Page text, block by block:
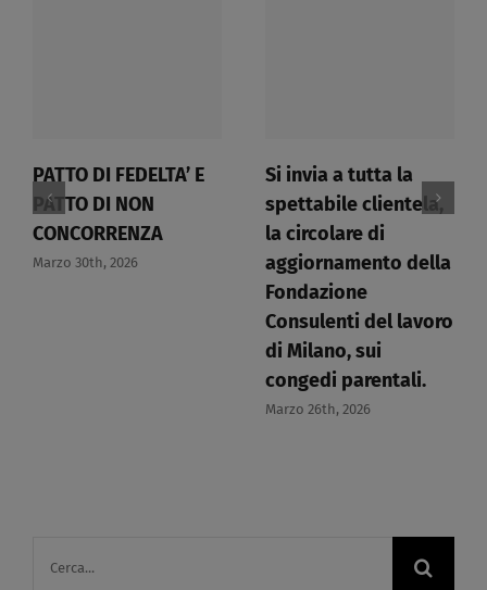
PATTO DI FEDELTA’ E
PATTO DI NON
CONCORRENZA​
Marzo 30th, 2026
Si invia a tutta la
spettabile clientela,
la circolare di
aggiornamento della
Fondazione
Consulenti del lavoro
di Milano, sui
congedi parentali.​
Marzo 26th, 2026